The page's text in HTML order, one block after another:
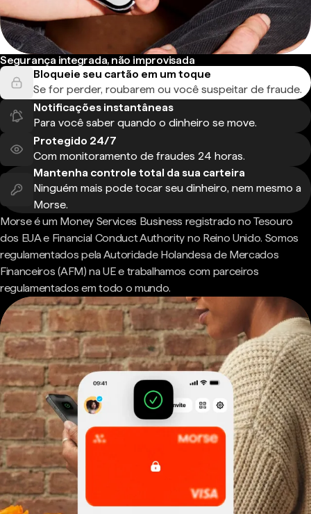
Segurança integrada, não improvisada
Bloqueie seu cartão em um toque
Se for perder, roubarem ou você suspeitar de fraude.
Notificações instantâneas
Para você saber quando o dinheiro se move.
Protegido 24/7
Com monitoramento de fraudes 24 horas.
Mantenha controle total da sua carteira
Ninguém mais pode tocar seu dinheiro, nem mesmo a
Morse.
Morse é um Money Services Business registrado no Tesouro
dos EUA e Financial Conduct Authority no Reino Unido. Somos
regulamentados pela Autoridade Holandesa de Mercados
Financeiros (AFM) na UE e trabalhamos com parceiros
regulamentados em todo o mundo.